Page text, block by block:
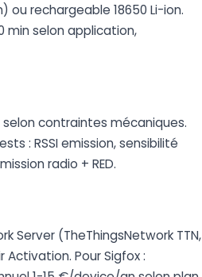
ou rechargeable 18650 Li-ion.
min selon application,
contraintes mécaniques.
: RSSI emission, sensibilité
radio + RED.
Server (TheThingsNetwork TTN,
Activation. Pour Sigfox :